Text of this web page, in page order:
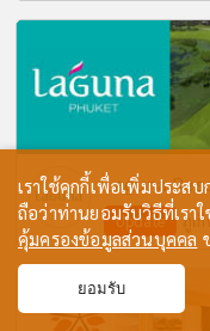
Laguna
Update ภูเ
เราใช้คุกกี้เพื่อเพิ่มประส
ถือว่าท่านยอมรับวิธีที่เร
คุ้มครองข้อมูลส่วนบุคคล
ยอมรับ